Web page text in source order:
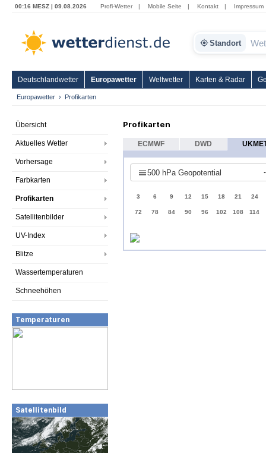
00:16 MESZ | 09.08.2026 Profi-Wetter | Mobile Seite | Kontakt | Impressum
Standort
Deutschlandwetter Europawetter Weltwetter Karten & Radar
Europawetter Profikarten
Übersicht
Aktuelles Wetter
Vorhersage
Farbkarten
Profikarten
Satellitenbilder
UV-Index
Blitze
Wassertemperaturen
Schneehöhen
Temperaturen
Satellitenbild
Profikarten
ECMWF DWD
500 hPa Geopotential
3 6 9 12 15 18 21 24
72 78 84 90 96 102 108 114